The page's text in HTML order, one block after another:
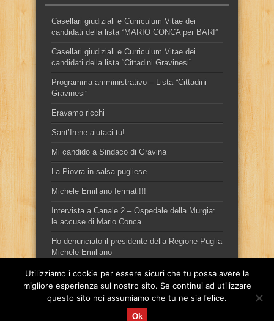
Casellari giudiziali e Curriculum Vitae dei
candidati della lista “MARIO CONCA per BARI”
Casellari giudiziali e Curriculum Vitae dei
candidati della lista “Cittadini Gravinesi”
Programma amministrativo – Lista “Cittadini
Gravinesi”
Eravamo ricchi
Sant’Irene aiutaci tu!
Mi candido a Sindaco di Gravina
La Piovra in salsa pugliese
Michele Emiliano fermati!!!
Intervista a Canale 2 – Ospedale della Murgia:
le accuse di Mario Conca
Ho denunciato il presidente della Regione Puglia
Michele Emiliano
Sito ufficiale del candidato sindaco, per la città di Gravina in
Utilizziamo i cookie per essere sicuri che tu possa avere la
migliore esperienza sul nostro sito. Se continui ad utilizzare
questo sito noi assumiamo che tu ne sia felice.
Ok